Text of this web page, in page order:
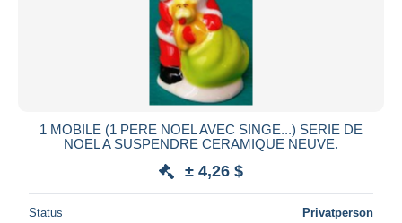
1 MOBILE (1 PERE NOEL AVEC SINGE...) SERIE DE
NOEL A SUSPENDRE CERAMIQUE NEUVE.
± 4,26 $
Status Privatperson